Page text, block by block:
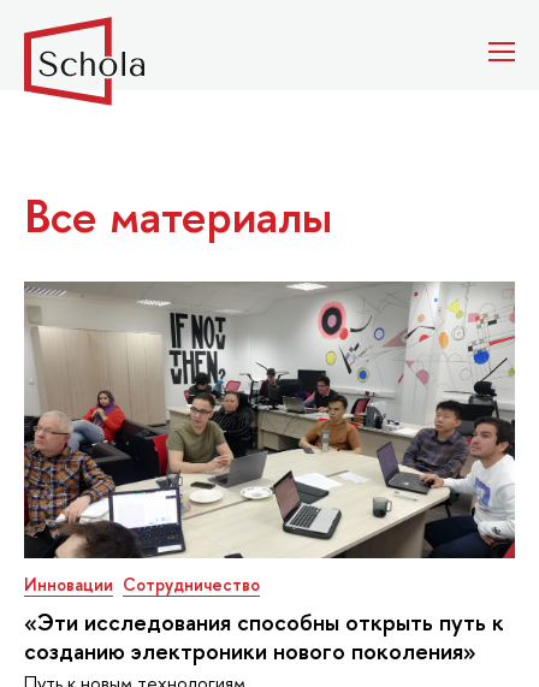
Все материалы
Инновации Сотрудничество
«Эти исследования способны открыть путь к
созданию электроники нового поколения»